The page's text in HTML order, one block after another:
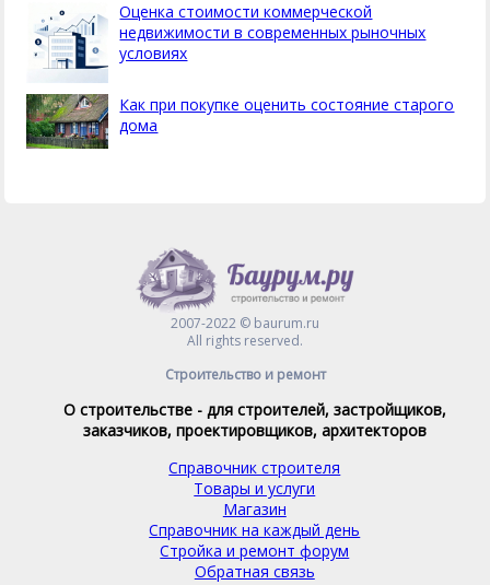
Оценка стоимости коммерческой
недвижимости в современных рыночных
условиях
Как при покупке оценить состояние старого
дома
2007-2022 © baurum.ru
All rights reserved.
Строительство и ремонт
О строительстве - для строителей, застройщиков,
заказчиков, проектировщиков, архитекторов
Справочник строителя
Товары и услуги
Магазин
Справочник на каждый день
Стройка и ремонт форум
Обратная связь